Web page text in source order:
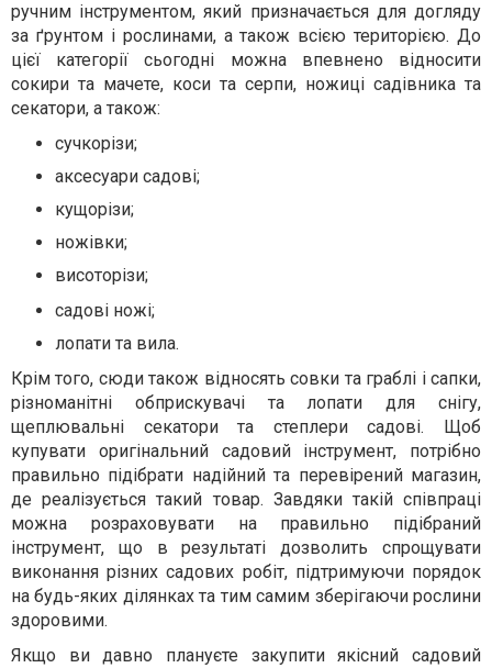
ручним інструментом, який призначається для догляду
за ґрунтом і рослинами, а також всією територією. До
цієї категорії сьогодні можна впевнено відносити
сокири та мачете, коси та серпи, ножиці садівника та
секатори, а також:
сучкорізи;
аксесуари садові;
кущорізи;
ножівки;
висоторізи;
садові ножі;
лопати та вила.
Крім того, сюди також відносять совки та граблі і сапки,
різноманітні обприскувачі та лопати для снігу,
щеплювальні секатори та степлери садові. Щоб
купувати оригінальний садовий інструмент, потрібно
правильно підібрати надійний та перевірений магазин,
де реалізується такий товар. Завдяки такій співпраці
можна розраховувати на правильно підібраний
інструмент, що в результаті дозволить спрощувати
виконання різних садових робіт, підтримуючи порядок
на будь-яких ділянках та тим самим зберігаючи рослини
здоровими.
Якщо ви давно плануєте закупити якісний садовий